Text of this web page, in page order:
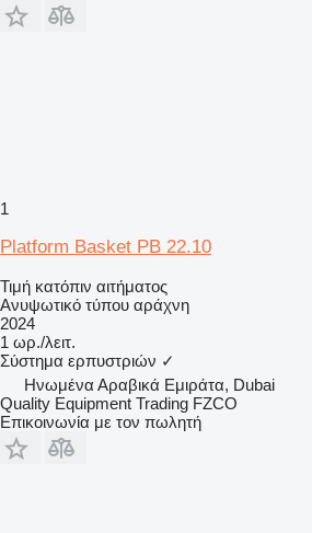
1
Platform Basket PB 22.10
Τιμή κατόπιν αιτήματος
Ανυψωτικό τύπου αράχνη
2024
1 ωρ./λειτ.
Σύστημα ερπυστριών ✓
Hνωμένα Αραβικά Εμιράτα, Dubai
Quality Equipment Trading FZCO
Επικοινωνία με τον πωλητή